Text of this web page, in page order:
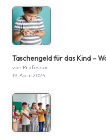
Taschengeld für das Kind –
von Professor
19. April 2024